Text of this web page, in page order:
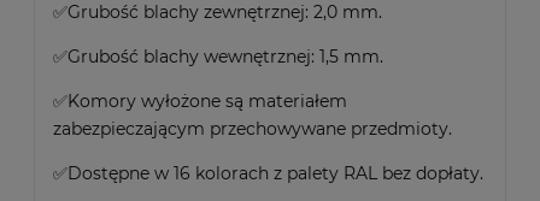
✅Grubość blachy zewnętrznej: 2,0 mm.
✅Grubość blachy wewnętrznej: 1,5 mm.
✅Komory wyłożone są materiałem
zabezpieczającym przechowywane przedmioty.
✅Dostępne w 16 kolorach z palety RAL bez dopłaty.